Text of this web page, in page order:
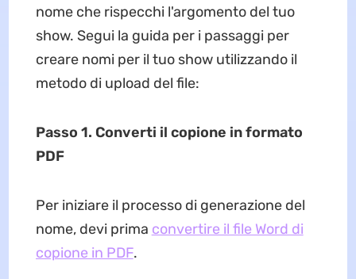
nome che rispecchi l'argomento del tuo
show. Segui la guida per i passaggi per
creare nomi per il tuo show utilizzando il
metodo di upload del file:
Passo 1. Converti il copione in formato
PDF
Per iniziare il processo di generazione del
nome, devi prima convertire il file Word di
copione in PDF.